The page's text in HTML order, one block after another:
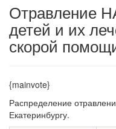
Отравление
детей и их
скорой
{mainvote}
Распределение
Екатеринбургу.